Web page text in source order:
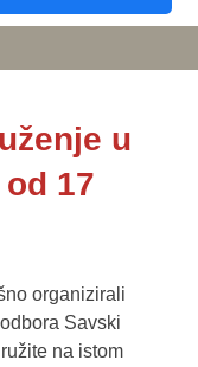
u
17
organizirali
Savski
na istom